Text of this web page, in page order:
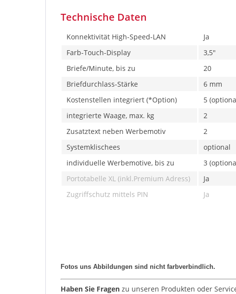
Technische Daten
Konnektivität High-Speed-LAN
Ja
Farb-Touch-Display
3,5"
Briefe/Minute, bis zu
20
Briefdurchlass-Stärke
6 mm
Kostenstellen integriert (*Option)
5
integrierte Waage, max. kg
2
Zusatztext neben Werbemotiv
2
Systemklischees
optional
individuelle Werbemotive, bis zu
3
Portotabelle XL (inkl.Premium Adress)
Ja
Zugriffschutz mittels PIN
Ja
Fotos uns Abbildungen sind nicht farbverbindlich.
Haben Sie Fragen zu unseren Produkten oder